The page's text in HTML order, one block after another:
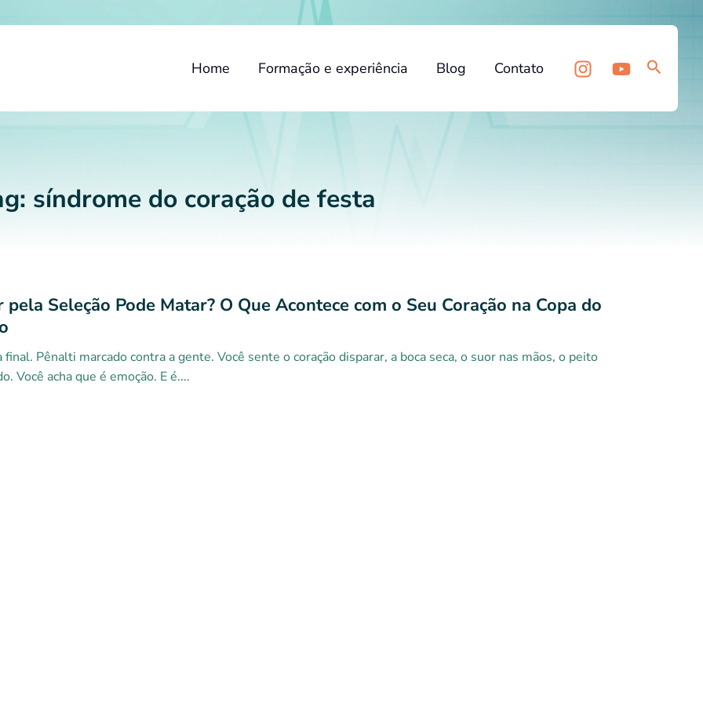
Home Formação e experiência Blog Contato
síndrome do coração de festa
pela Seleção Pode Matar? O Que Acontece com o Seu Coração na Copa do
final. Pênalti marcado contra a gente. Você sente o coração disparar, a boca seca, o suor nas mãos, o peito
Você acha que é emoção. E é....